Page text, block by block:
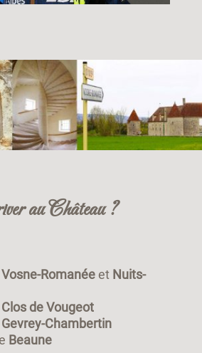
au Château ?
Vosne-Romanéeet Nuits-
Clos de Vougeot
Gevrey-Chambertin
Beaune